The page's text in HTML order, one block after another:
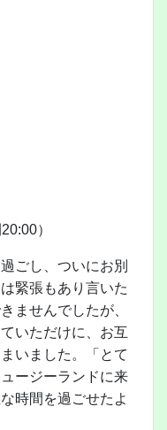
）
ごし、ついにお別
緊張もあり言いた
ませんでしたが、
いただけに、お互
いました。「とて
ージーランドに来
時間を過ごせたよ